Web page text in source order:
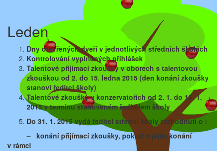
Leden
Dny otevřených dveří v jednotlivých středních školách
Kontrolování vyplněných přihlášek
Talentové přijímací zkoušky v oborech s talentovou
zkouškou od 2. do 15. ledna 2015 (den konání zkoušky
stanoví ředitel školy)
Talentové zkoušky v konzervatořích od 2. 1. do 15. 1.
2015v termínu stanoveném ředitelem školy
Do 31. 1. 2015 vydá ředitel střední školy rozhodnutí o :
– konání přijímací zkoušky, pokud o jejím konání
v rámci